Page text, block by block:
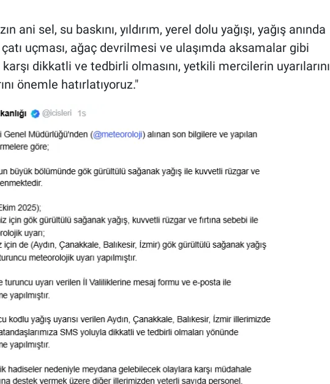
ani sel, su baskını, yıldırım, yerel dolu yağışı, yağış anında
uçması, ağaç devrilmesi ve ulaşımda aksamalar gibi
dikkatli ve tedbirli olmasını, yetkili mercilerin uyarılarını
önemle hatırlatıyoruz."